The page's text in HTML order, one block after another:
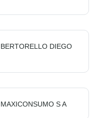
BERTORELLO DIEGO
MAXICONSUMO S A